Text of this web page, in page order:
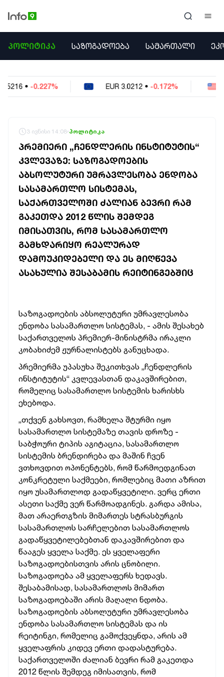
ᲞᲝᲚᲘᲢᲘᲙᲐ
ᲔᲙᲝᲜᲝᲛᲘᲙᲐ
ᲣᲪᲮᲝᲔᲗᲘ
ᲐᲛᲘᲜᲓᲘ
ᲡᲐᲛᲮᲔᲓᲠᲝ
ᲠᲔᲒᲘᲝᲜᲘ
ᲘᲜᲢᲔᲠᲕᲘᲣ
ᲑᲘᲖᲜᲔᲡᲘ
ᲞᲝᲚᲘᲢᲘᲙᲐ ᲡᲐᲖᲝᲒᲐᲓᲝᲔᲑᲐ ᲡᲐᲛᲐᲠᲗᲐᲚᲘ
EUR 3.0212 -0.172% USD 2.621 -0.05%
3 ივნისი 14:08 პოლიტიკა
ᲞᲠᲔᲛᲘᲔᲠᲘ „ᲩᲔᲜᲓᲚᲔᲠᲘᲡ ᲘᲜᲡᲢᲘᲢᲣᲢᲘᲡ“
ᲙᲕᲚᲔᲕᲐᲖᲔ: ᲡᲐᲖᲝᲒᲐᲓᲝᲔᲑᲘᲡ
ᲐᲑᲡᲝᲚᲣᲢᲣᲠᲘ ᲣᲛᲠᲐᲕᲚᲔᲡᲝᲑᲐ ᲔᲜᲓᲝᲑᲐ
ᲡᲐᲡᲐᲛᲐᲠᲗᲚᲝ ᲡᲘᲡᲢᲔᲛᲐᲡ,
ᲡᲐᲥᲐᲠᲗᲕᲔᲚᲝᲨᲘ ᲫᲐᲚᲘᲐᲜ ᲑᲔᲕᲠᲘ ᲠᲐᲛ
ᲒᲐᲙᲔᲗᲓᲐ 2012 ᲬᲚᲘᲡ ᲨᲔᲛᲓᲔᲒ
ᲘᲛᲘᲡᲐᲗᲕᲘᲡ, ᲠᲝᲛ ᲡᲐᲡᲐᲛᲐᲠᲗᲚᲝ
ᲒᲐᲛᲮᲓᲐᲠᲘᲧᲝ ᲠᲔᲐᲚᲣᲠᲐᲓ
ᲓᲐᲛᲝᲣᲙᲘᲓᲔᲑᲔᲚᲘ ᲓᲐ ᲔᲡ ᲛᲘᲦᲬᲔᲕᲐ
ᲐᲡᲐᲮᲣᲚᲘᲐ ᲨᲔᲡᲐᲑᲐᲛᲘᲡ ᲠᲔᲘᲢᲘᲜᲒᲔᲑᲨᲘᲪ
საზოგადოების აბსოლუტური უმრავლესობა
ენდობა სასამართლო სისტემას, - ამის შესახებ
საქართველოს პრემიერ-მინისტრმა ირაკლი
კობახიძემ ჟურნალისტებს განუცხადა.
პრემიერმა უპასუხა შეკითხვას „ჩენდლერის
ინსტიტუტის“ კვლევასთან დაკავშირებით,
რომელიც სასამართლო სისტემის ხარისხს
ეხებოდა.
„თქვენ გახსოვთ, რამხელა შტურმი იყო
სასამართლო სისტემაზე თავის დროზე -
საბჭოური ტიპის აგიტაცია, სასამართლო
სისტემის ბრენდირება და მაშინ ჩვენ
ვთხოვდით ოპონენტებს, რომ წარმოედგინათ
კონკრეტული საქმეები, რომლებიც მათი აზრით
იყო უსამართლოდ გადაწყვეტილი. ვერც ერთი
ასეთი საქმე ვერ წარმოადგინეს. გარდა ამისა,
მათ არაერთგზის მიმართეს სტრასბურგის
სასამართლოს სარჩელებით სასამართლოს
გადაწყვეტილებებთან დაკავშირებით და
წააგეს ყველა საქმე. ეს ყველაფერი
საზოგადოებისთვის არის ცნობილი.
საზოგადოება ამ ყველაფერს ხედავს.
შესაბამისად, სასამართლოს მიმართ
საზოგადოებაში არის მაღალი ნდობა.
საზოგადოების აბსოლუტური უმრავლესობა
ენდობა სასამართლო სისტემას და ის
რეიტინგი, რომელიც გამოქვეყნდა, არის ამ
ყველაფრის კიდევ ერთი დადასტურება.
საქართველოში ძალიან ბევრი რამ გაკეთდა
2012 წლის შემდეგ იმისათვის, რომ